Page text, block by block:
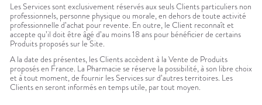
Les Services sont exclusivement réservés aux seuls Clients particuliers non
professionnels, personne physique ou morale, en dehors de toute activité
professionnelle d’achat pour revente. En outre, le Client reconnaît et
accepte qu’il doit être âgé d’au moins 18 ans pour bénéficier de certains
Produits proposés sur le Site.
A la date des présentes, les Clients accèdent à la Vente de Produits
proposés en France. La Pharmacie se réserve la possibilité, à son libre choix
et à tout moment, de fournir les Services sur d’autres territoires. Les
Clients en seront informés en temps utile, par tout moyen.